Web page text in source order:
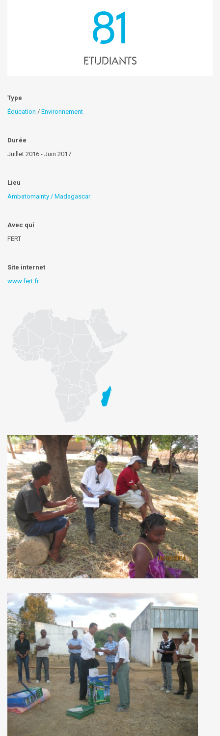
81
Etudiants
Type
Éducation / Environnement
Durée
Juillet 2016 - Juin 2017
Lieu
Ambatomainty / Madagascar
Avec qui
FERT
Site internet
www.fert.fr